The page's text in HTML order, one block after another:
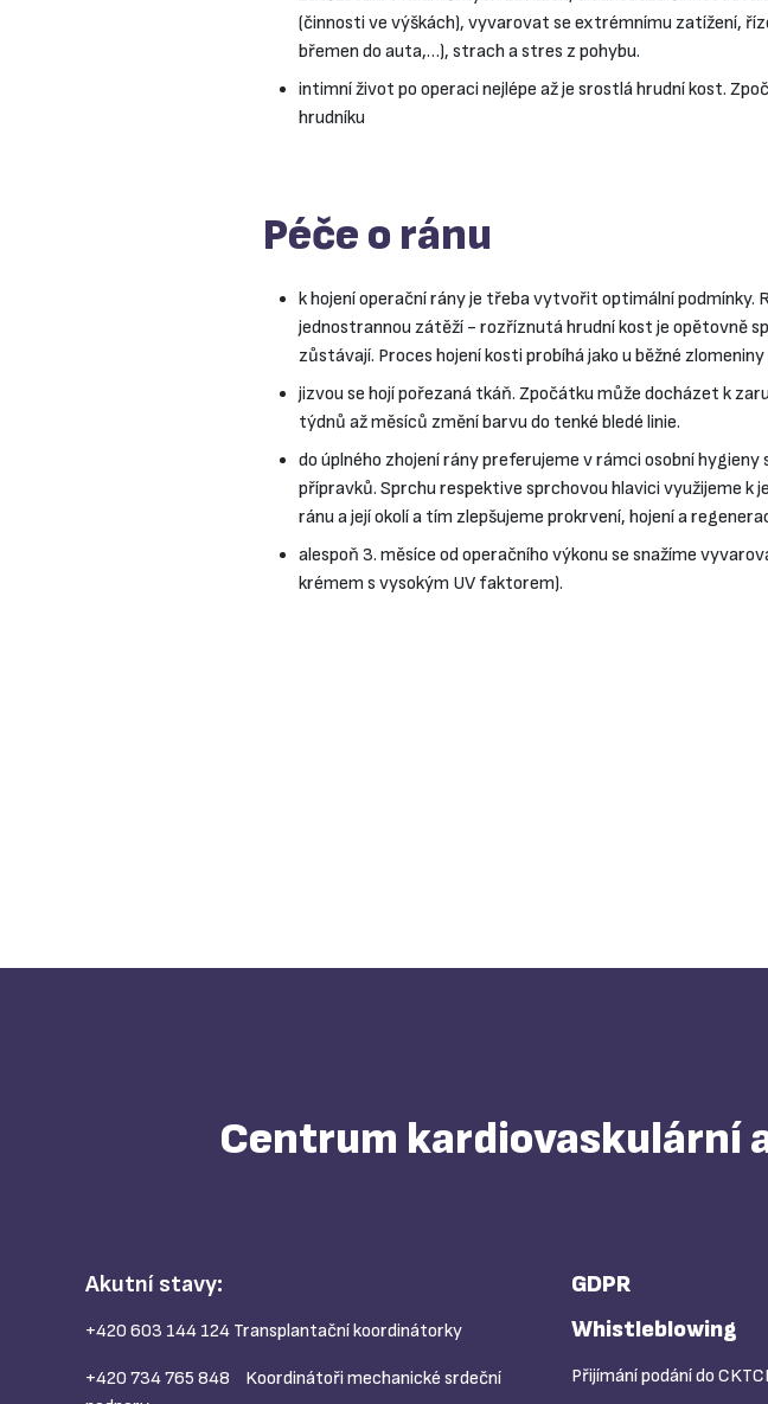
(činnosti ve výškách), vyvarovat se extrémnímu zatížení,
břemen do auta,…), strach a stres z pohybu.
intimní život po operaci nejlépe až je srostlá hrudní kost.
hrudníku
Péče o ránu
k hojení operační rány je třeba vytvořit optimální
jednostrannou zátěží - rozříznutá hrudní kost je opětovně
zůstávají. Proces hojení kosti probíhá jako u běžné
jizvou se hojí pořezaná tkáň. Zpočátku může docházet k
týdnů až měsíců změní barvu do tenké bledé linie.
do úplného zhojení rány preferujeme v rámci osobní
přípravků. Sprchu respektive sprchovou hlavici využijeme k
ránu a její okolí a tím zlepšujeme prokrvení, hojení a
alespoň 3. měsíce od operačního výkonu se snažíme
krémem s vysokým UV faktorem).
Centrum kardiovaskulární
Akutní stavy:
+420 603 144 124 Transplantační koordinátorky
+420 734 765 848 Koordinátoři mechanické srdeční
GDPR
Whistleblowing
Přijímání podání do